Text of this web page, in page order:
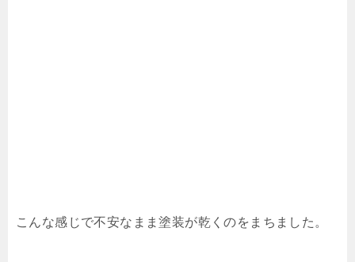
こんな感じで不安なまま塗装が乾くのをまちました。